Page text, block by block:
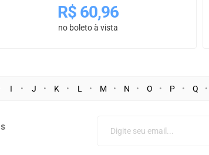
R$ 60,96
no boleto à vista
I J K L M N O P Q